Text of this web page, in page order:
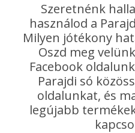
Szeretnénk
használod a
Milyen jótékony
Oszd meg
Facebook
Parajdi só
oldalunkat, és
legújabb